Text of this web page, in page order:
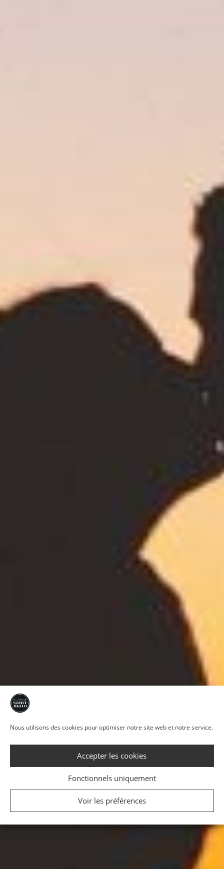
Nous utilisons des cookies pour optimiser notre site web et notre service.
Accepter les cookies
Fonctionnels uniquement
Voir les préférences